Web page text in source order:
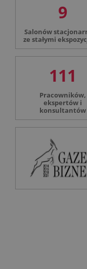
9
Salonów
ze stałymi
111
Pracowników,
ekspertów i
konsultantów